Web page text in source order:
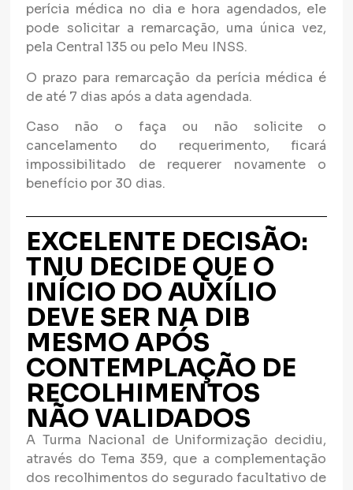
perícia médica no dia e hora agendados, ele
pode solicitar a remarcação, uma única vez,
pela Central 135 ou pelo Meu INSS.
O prazo para remarcação da perícia médica é
de até 7 dias após a data agendada.
Caso não o faça ou não solicite o
cancelamento do requerimento, ficará
impossibilitado de requerer novamente o
benefício por 30 dias.
EXCELENTE DECISÃO:
TNU DECIDE QUE O
INÍCIO DO AUXÍLIO
DEVE SER NA DIB
MESMO APÓS
CONTEMPLAÇÃO DE
RECOLHIMENTOS
NÃO VALIDADOS
A Turma Nacional de Uniformização decidiu,
através do Tema 359, que a complementação
dos recolhimentos do segurado facultativo de